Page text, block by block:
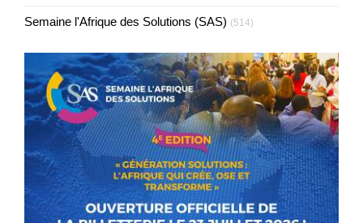
Semaine l'Afrique des Solutions (SAS) (514)